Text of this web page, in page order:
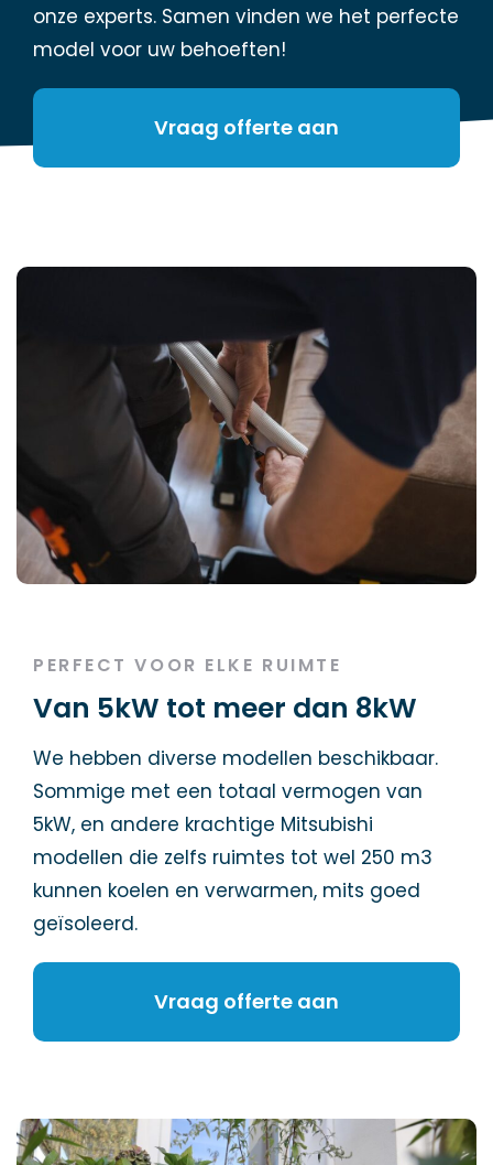
onze experts. Samen vinden we het perfecte
model voor uw behoeften!
Vraag offerte aan
PERFECT VOOR ELKE RUIMTE
Van 5kW tot meer dan 8kW
We hebben diverse modellen beschikbaar.
Sommige met een totaal vermogen van
5kW, en andere krachtige Mitsubishi
modellen die zelfs ruimtes tot wel 250 m3
kunnen koelen en verwarmen, mits goed
geïsoleerd.
Vraag offerte aan